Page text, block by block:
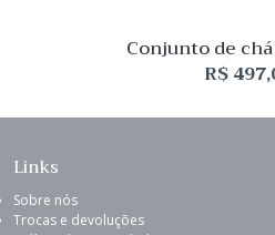
Conjunto de
R$
Links
Sobre nós
Trocas e devoluções